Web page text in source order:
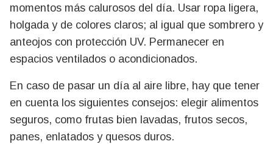
momentos más calurosos del día. Usar ropa ligera,
holgada y de colores claros; al igual que sombrero y
anteojos con protección UV. Permanecer en
espacios ventilados o acondicionados.
En caso de pasar un día al aire libre, hay que tener
en cuenta los siguientes consejos: elegir alimentos
seguros, como frutas bien lavadas, frutos secos,
panes, enlatados y quesos duros.